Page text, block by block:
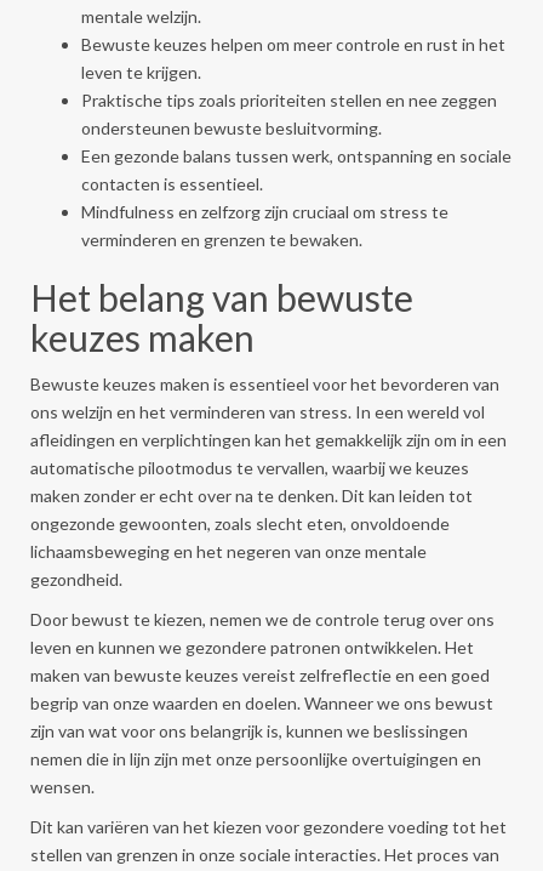
mentale welzijn.
Bewuste keuzes helpen om meer controle en rust in het
leven te krijgen.
Praktische tips zoals prioriteiten stellen en nee zeggen
ondersteunen bewuste besluitvorming.
Een gezonde balans tussen werk, ontspanning en sociale
contacten is essentieel.
Mindfulness en zelfzorg zijn cruciaal om stress te
verminderen en grenzen te bewaken.
Het belang van bewuste
keuzes maken
Bewuste keuzes maken is essentieel voor het bevorderen van
ons welzijn en het verminderen van stress. In een wereld vol
afleidingen en verplichtingen kan het gemakkelijk zijn om in een
automatische pilootmodus te vervallen, waarbij we keuzes
maken zonder er echt over na te denken. Dit kan leiden tot
ongezonde gewoonten, zoals slecht eten, onvoldoende
lichaamsbeweging en het negeren van onze mentale
gezondheid.
Door bewust te kiezen, nemen we de controle terug over ons
leven en kunnen we gezondere patronen ontwikkelen. Het
maken van bewuste keuzes vereist zelfreflectie en een goed
begrip van onze waarden en doelen. Wanneer we ons bewust
zijn van wat voor ons belangrijk is, kunnen we beslissingen
nemen die in lijn zijn met onze persoonlijke overtuigingen en
wensen.
Dit kan variëren van het kiezen voor gezondere voeding tot het
stellen van grenzen in onze sociale interacties. Het proces van